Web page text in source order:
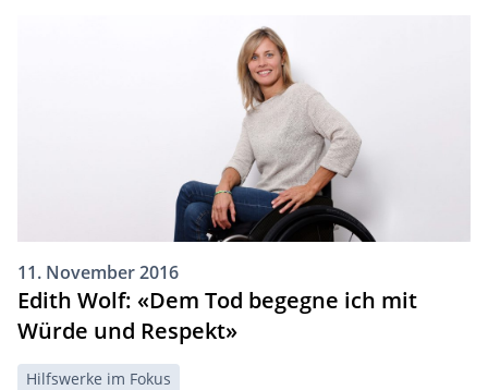
11. November 2016
Edith Wolf: «Dem Tod begegne ich mit
Würde und Respekt»
Hilfswerke im Fokus